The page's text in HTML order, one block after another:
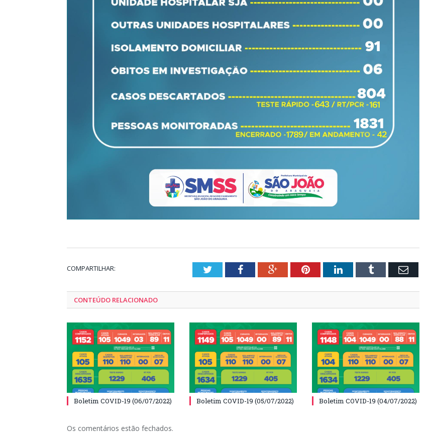
COMPARTILHAR: TwitterFacebookGoogle+PinterestLinkedInTumblr Email
CONTEÚDO RELACIONADO
Boletim COVID-19 (06/07/2022) Boletim COVID-19 (05/07/2022) Boletim COVID-19 (04/07/2022)
Os comentários estão fechados.